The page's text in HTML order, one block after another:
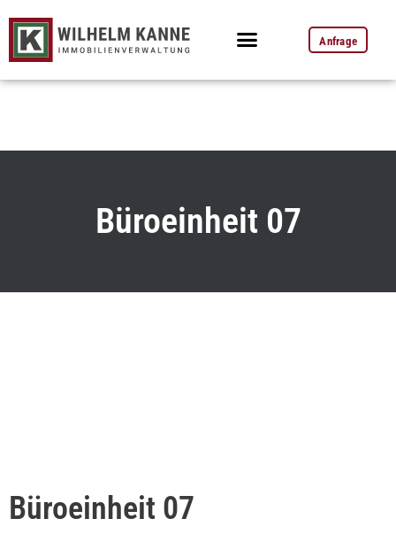
Anfrage
Büroeinheit 07
Büroeinheit 07